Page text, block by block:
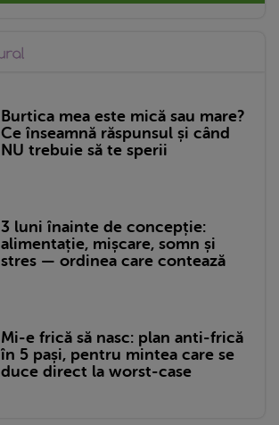
Burtica mea este mică sau mare?
Ce înseamnă răspunsul și când
NU trebuie să te sperii
3 luni înainte de concepție:
alimentație, mișcare, somn și
stres — ordinea care contează
Mi-e frică să nasc: plan anti-frică
în 5 pași, pentru mintea care se
duce direct la worst-case